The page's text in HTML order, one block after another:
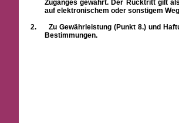
Zuganges gewährt. Der Rücktritt gilt
auf elektronischem oder sonstigem
2.
Zu Gewährleistung (Punkt 8.) und
Bestimmungen.